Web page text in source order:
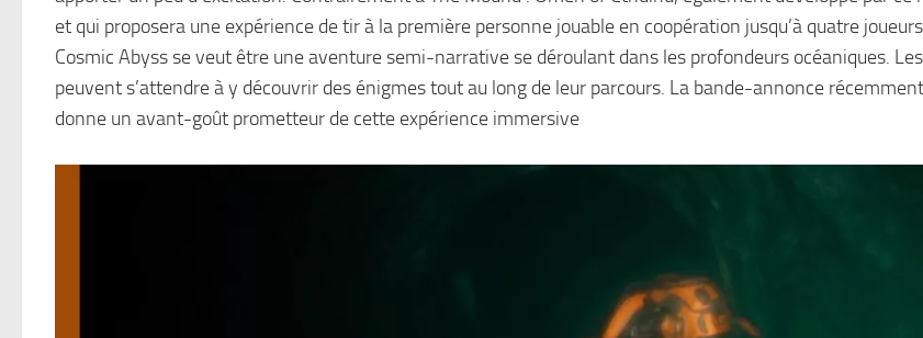
et qui proposera une expérience de tir à la première personne jouable en coopération jusqu’à quatre
Cosmic Abyss se veut être une aventure semi-narrative se déroulant dans les profondeurs océaniques.
peuvent s’attendre à y découvrir des énigmes tout au long de leur parcours. La bande-annonce
donne un avant-goût prometteur de cette expérience immersive